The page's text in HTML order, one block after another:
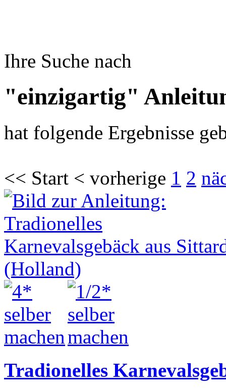
Ihre Suche nach
"einzigartig"
hat folgende Ergebnisse
<< Start < vorherige 1 2
Tradionelles